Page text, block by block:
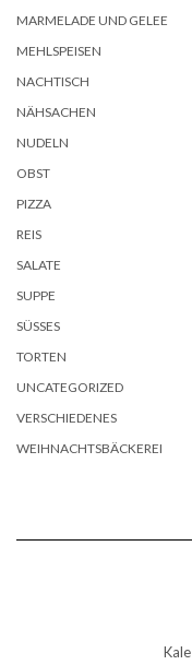
MARMELADE UND GELEE
MEHLSPEISEN
NACHTISCH
NÄHSACHEN
NUDELN
OBST
PIZZA
REIS
SALATE
SUPPE
SÜSSES
TORTEN
UNCATEGORIZED
VERSCHIEDENES
WEIHNACHTSBÄCKEREI
Kale